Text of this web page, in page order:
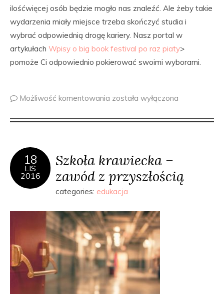
ilośćwięcej osób będzie mogło nas znaleźć. Ale żeby takie
wydarzenia miały miejsce trzeba skończyć studia i
wybrać odpowiednią drogę kariery. Nasz portal w
artykułach Wpisy o big book festival po raz piaty>
pomoże Ci odpowiednio pokierować swoimi wyborami.
Możliwość komentowania została wyłączona
18
LIS
2016
Szkoła krawiecka –
zawód z przyszłością
categories: edukacja